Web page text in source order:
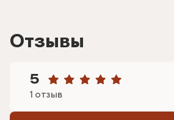
Отзывы
5
1 отзыв